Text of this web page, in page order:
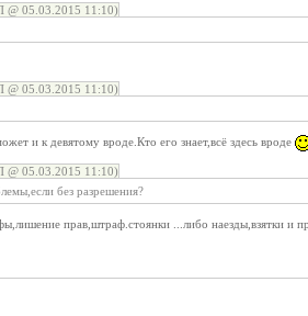
@ 05.03.2015 11:10)
@ 05.03.2015 11:10)
и к девятому вроде.Кто его знает,всё здесь вроде
@ 05.03.2015 11:10)
без разрешения?
прав,штраф.стоянки ...либо наезды,взятки и